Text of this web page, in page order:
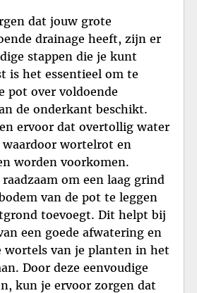
dat jouw grote
drainage heeft, zijn er
stappen die je kunt
is het essentieel om te
pot over voldoende
de onderkant beschikt.
ervoor dat overtollig water
wortelrot en
worden voorkomen.
om een laag grind
van de pot te leggen
toevoegt. Dit helpt bij
een goede afwatering en
wortels van je planten in het
Door deze eenvoudige
kun je ervoor zorgen dat